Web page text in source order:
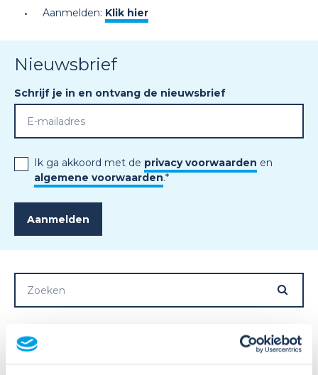
Aanmelden: Klik hier
Nieuwsbrief
Schrijf je in en ontvang de nieuwsbrief
Ik ga akkoord met de privacy voorwaarden en
algemene voorwaarden.*
Meer activiteiten